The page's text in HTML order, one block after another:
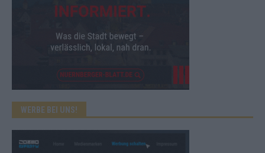
WERBE BEI UNS!